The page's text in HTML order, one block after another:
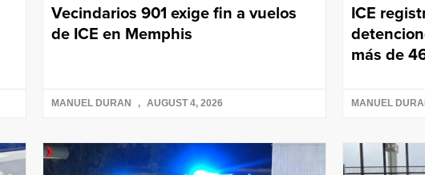
Vecindarios 901 exige fin a vuelos
de ICE en Memphis
MANUEL DURAN AUGUST 4, 2026
ICE
más de
MANUEL